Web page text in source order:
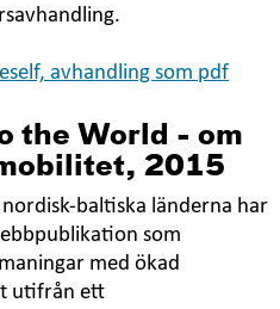
avhandling som pdf
the World - om
2015
baltiska länderna har
som
med ökad
utifrån ett